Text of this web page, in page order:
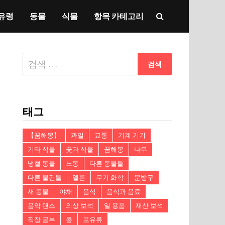
령 동물 식물 항목 카테고리
다
음
태그
【꿈해몽】 과일 교통
기계 기기
기타 식물
꽃과 식물 꿈해몽
나무
냉혈 동물
노동
다른 동물들
다른 물건들
멜론 무기 화학
문방구
새 동물
야채 음식
음식과 음료
음악 댄스
의상 보석 일 용품
재산 보석
직장 공부
콩 포유류